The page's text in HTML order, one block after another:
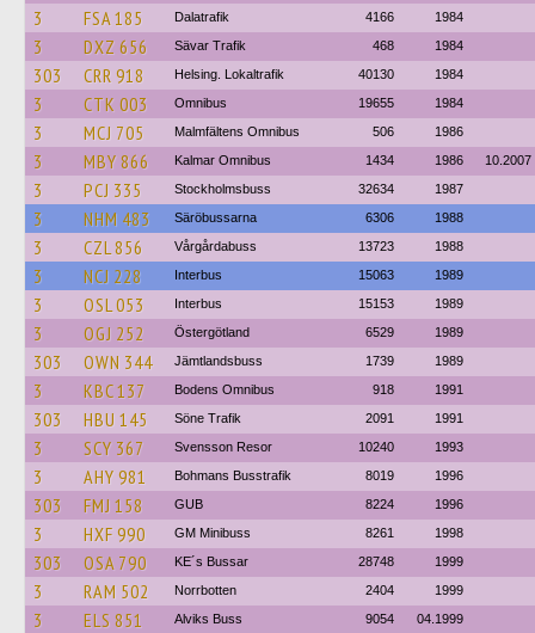
3 FSA 185 Dalatrafik 4166 1984
3 DXZ 656 Sävar Trafik 468 1984
303 CRR 918 Helsing. Lokaltrafik 40130 1984
3 CTK 003 Omnibus 19655 1984
3 MCJ 705 Malmfältens Omnibus 506 1986
3 MBY 866 Kalmar Omnibus 1434 1986 10.2007
3 PCJ 335 Stockholmsbuss 32634 1987
3 NHM 483 Säröbussarna 6306 1988
3 CZL 856 Vårgårdabuss 13723 1988
3 NCJ 228 Interbus 15063 1989
3 OSL 053 Interbus 15153 1989
3 OGJ 252 Östergötland 6529 1989
303 OWN 344 Jämtlandsbuss 1739 1989
3 KBC 137 Bodens Omnibus 918 1991
303 HBU 145 Söne Trafik 2091 1991
3 SCY 367 Svensson Resor 10240 1993
3 AHY 981 Bohmans Busstrafik 8019 1996
303 FMJ 158 GUB 8224 1996
3 HXF 990 GM Minibuss 8261 1998
303 OSA 790 KE´s Bussar 28748 1999
3 RAM 502 Norrbotten 2404 1999
3 ELS 851 Alviks Buss 9054 04.1999